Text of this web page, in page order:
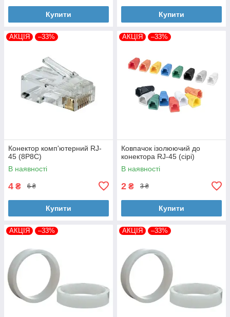
Купити Купити
АКЦІЯ –33%
Конектор комп'ютерний RJ-
45 (8P8C)
В наявності
4 ₴ 6 ₴
Купити
АКЦІЯ –33%
Ковпачок ізолюючий до
конектора RJ-45 (сірі)
В наявності
2 ₴ 3 ₴
Купити
АКЦІЯ –33% АКЦІЯ –33%